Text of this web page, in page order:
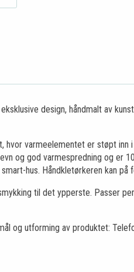
design, håndmalt av
varmeelementet er støpt
og god varmespredning og er
hus. Håndkletørkeren kan
til det ypperste. Passer
og utforming av produktet: